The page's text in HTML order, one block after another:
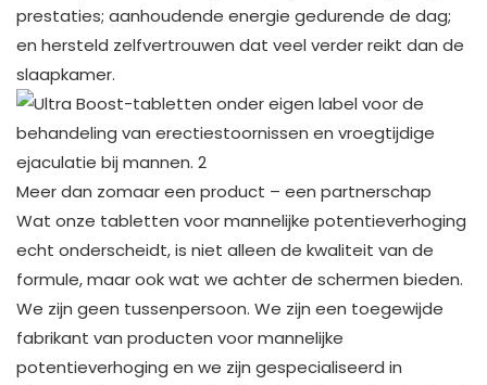
prestaties; aanhoudende energie gedurende de dag;
en hersteld zelfvertrouwen dat veel verder reikt dan de
slaapkamer.
Meer dan zomaar een product – een partnerschap
Wat onze tabletten voor mannelijke potentieverhoging
echt onderscheidt, is niet alleen de kwaliteit van de
formule, maar ook wat we achter de schermen bieden.
We zijn geen tussenpersoon. We zijn een toegewijde
fabrikant van producten voor mannelijke
potentieverhoging en we zijn gespecialiseerd in